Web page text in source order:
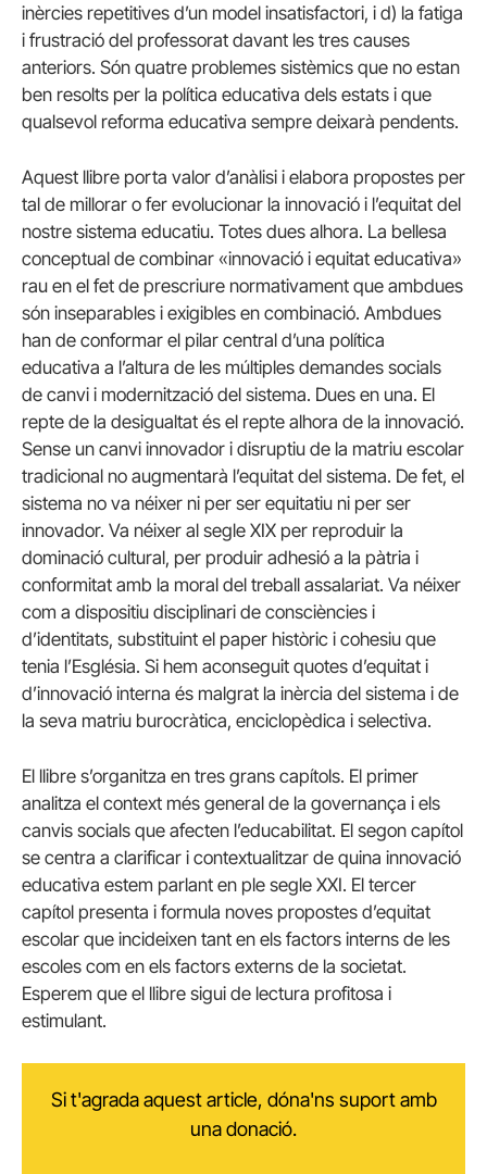
inèrcies repetitives d’un model insatisfactori, i d) la fatiga
i frustració del professorat davant les tres causes
anteriors. Són quatre problemes sistèmics que no estan
ben resolts per la política educativa dels estats i que
qualsevol reforma educativa sempre deixarà pendents.
Aquest llibre porta valor d’anàlisi i elabora propostes per
tal de millorar o fer evolucionar la innovació i l’equitat del
nostre sistema educatiu. Totes dues alhora. La bellesa
conceptual de combinar «innovació i equitat educativa»
rau en el fet de prescriure normativament que ambdues
són inseparables i exigibles en combinació. Ambdues
han de conformar el pilar central d’una política
educativa a l’altura de les múltiples demandes socials
de canvi i modernització del sistema. Dues en una. El
repte de la desigualtat és el repte alhora de la innovació.
Sense un canvi innovador i disruptiu de la matriu escolar
tradicional no augmentarà l’equitat del sistema. De fet, el
sistema no va néixer ni per ser equitatiu ni per ser
innovador. Va néixer al segle XIX per reproduir la
dominació cultural, per produir adhesió a la pàtria i
conformitat amb la moral del treball assalariat. Va néixer
com a dispositiu disciplinari de consciències i
d’identitats, substituint el paper històric i cohesiu que
tenia l’Església. Si hem aconseguit quotes d’equitat i
d’innovació interna és malgrat la inèrcia del sistema i de
la seva matriu burocràtica, enciclopèdica i selectiva.
El llibre s’organitza en tres grans capítols. El primer
analitza el context més general de la governança i els
canvis socials que afecten l’educabilitat. El segon capítol
se centra a clarificar i contextualitzar de quina innovació
educativa estem parlant en ple segle XXI. El tercer
capítol presenta i formula noves propostes d’equitat
escolar que incideixen tant en els factors interns de les
escoles com en els factors externs de la societat.
Esperem que el llibre sigui de lectura profitosa i
estimulant.
Si t'agrada aquest article, dóna'ns suport amb
una donació.